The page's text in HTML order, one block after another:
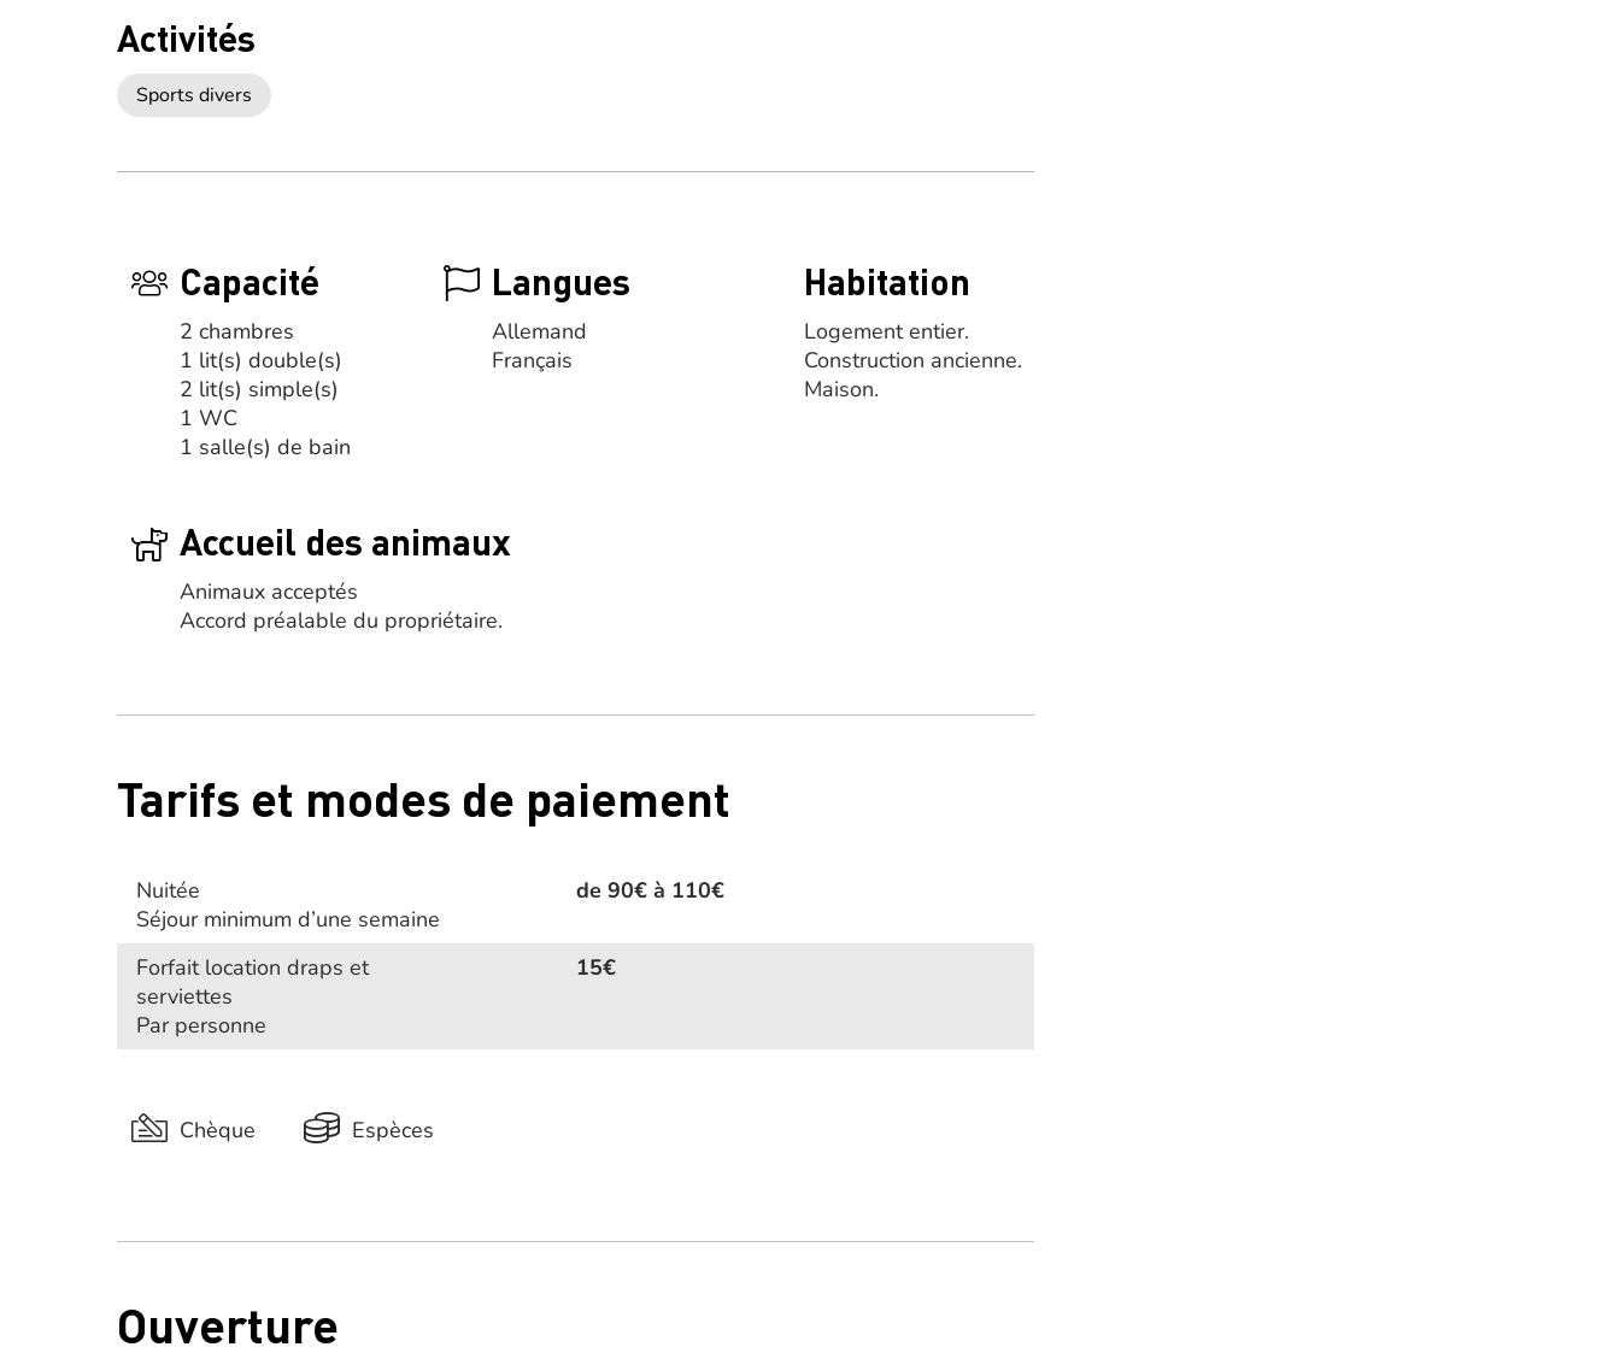
Activités
Sports divers
Capacité
2 chambres
1 lit(s) double(s)
2 lit(s) simple(s)
1 WC
1 salle(s) de bain
Langues
Allemand
Français
Habitation
Logement entier.
Construction ancienne.
Maison.
Accueil des animaux
Animaux acceptés
Accord préalable du propriétaire.
Tarifs et modes de paiement
Nuitée
de 90€ à 110€
Séjour minimum d’une semaine
Forfait location draps et
serviettes
15€
Par personne
Chèque Espèces
Ouverture